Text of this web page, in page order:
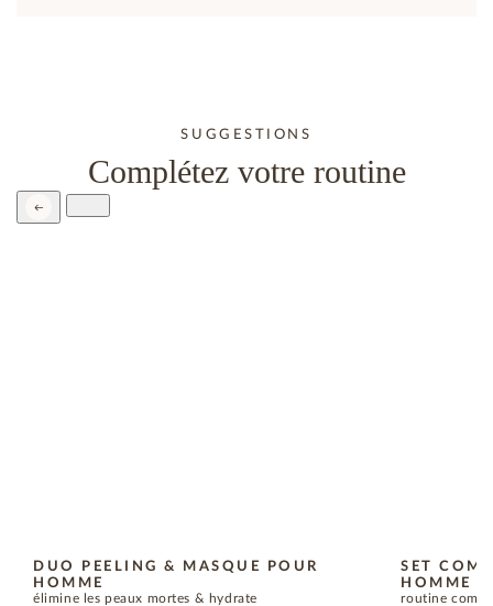
SUGGESTIONS
Complétez votre routine
DUO PEELING & MASQUE POUR
HOMME
élimine les peaux mortes & hydrate
SET
HOMME
routine